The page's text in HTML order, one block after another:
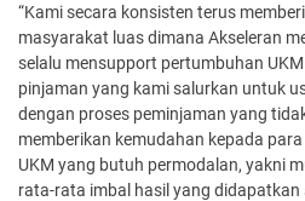
“Kami secara konsisten terus
masyarakat luas dimana Akseleran
selalu mensupport pertumbuhan
pinjaman yang kami salurkan untuk
dengan proses peminjaman yang
memberikan kemudahan kepada
UKM yang butuh permodalan, yakni
rata-rata imbal hasil yang didapatkan